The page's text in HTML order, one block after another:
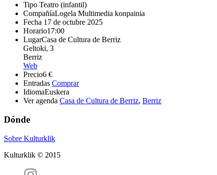
Tipo Teatro (infantil)
CompañíaLogela Multimedia konpainia
Fecha 17 de octubre 2025
Horario17:00
LugarCasa de Cultura de Berriz
Geltoki, 3
Berriz
Web
Precio6 €
Entradas Comprar
IdiomaEuskera
Ver agenda Casa de Cultura de Berriz, Berriz
Dónde
Sobre Kulturklik
Kulturklik © 2015